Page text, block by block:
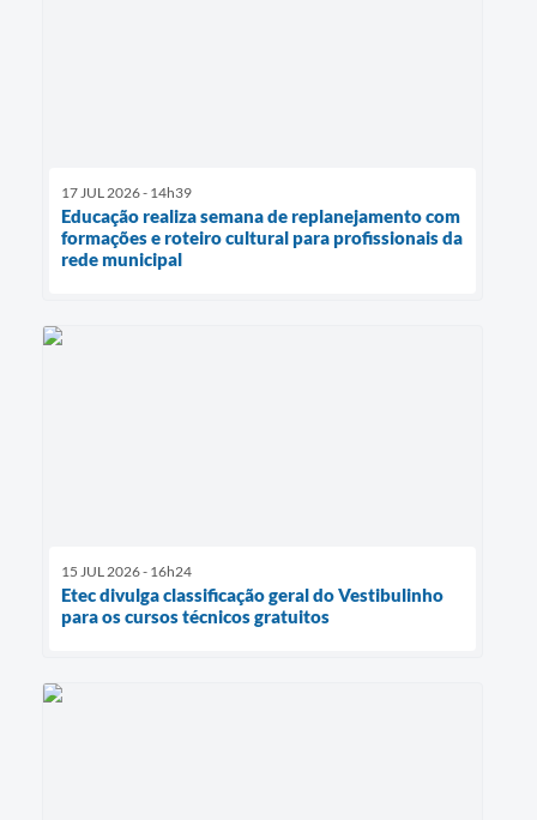
17 JUL 2026 - 14h39
Educação realiza semana de replanejamento com
formações e roteiro cultural para profissionais da
rede municipal
15 JUL 2026 - 16h24
Etec divulga classificação geral do Vestibulinho
para os cursos técnicos gratuitos